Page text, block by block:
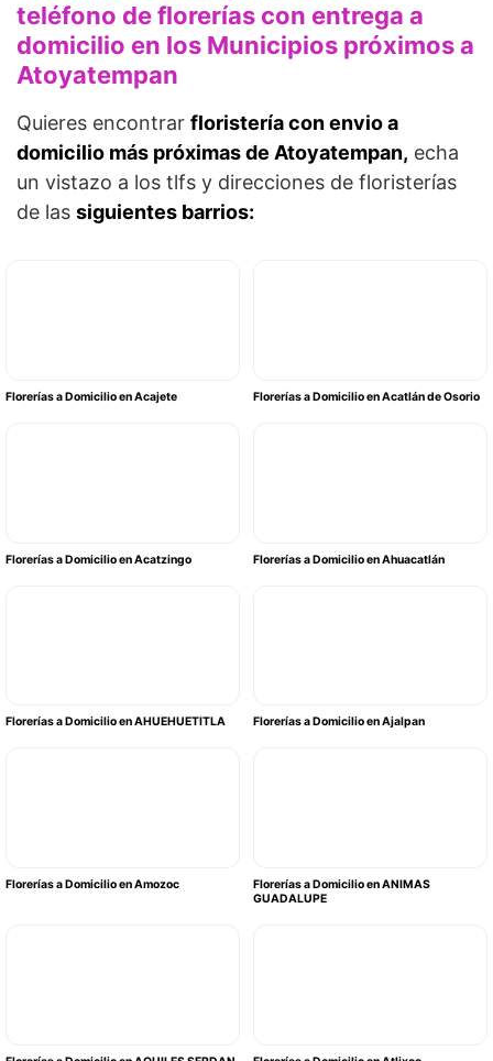
teléfono de florerías con entrega a
domicilio en los Municipios próximos a
Atoyatempan
Quieres encontrar floristería con envio a
domicilio más próximas de Atoyatempan, echa
un vistazo a los tlfs y direcciones de floristerías
de las siguientes barrios:
Florerías a Domicilio en Acajete Florerías a Domicilio en Acatlán de Osorio
Florerías a Domicilio en Acatzingo Florerías a Domicilio en Ahuacatlán
Florerías a Domicilio en AHUEHUETITLA Florerías a Domicilio en Ajalpan
Florerías a Domicilio en Amozoc
Florerías a Domicilio en ANIMAS
GUADALUPE